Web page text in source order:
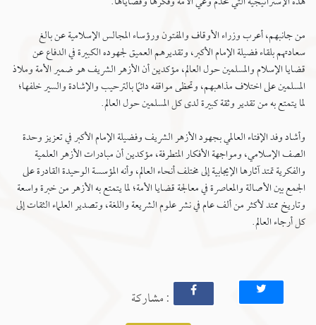
من جانبهم، أعرب وزراء الأوقاف والمفتون ورؤساء المجالس الإسلامية عن بالغ
سعادتهم بلقاء فضيلة الإمام الأكبر، وتقديرهم العميق لجهوده الكبيرة في الدفاع عن
قضايا الإسلام والمسلمين حول العالم، مؤكدين أن الأزهر الشريف هو ضمير الأمة وملاذ
المسلمين على اختلاف مذاهبهم، وتحظى مواقفه دائمًا بالترحيب والإشادة والسير خلفها؛
لما يتمتع به من تقدير وثقة كبيرة لدى كل المسلمين حول العالم.
وأشاد وفد الإفتاء العالمي بجهود الأزهر الشريف وفضيلة الإمام الأكبر في تعزيز وحدة
الصف الإسلامي، ومواجهة الأفكار المتطرفة، مؤكدين أن مبادرات الأزهر العلمية
والفكرية تمتد آثارها الإيجابية إلى مختلف أنحاء العالم، وأنه المؤسسة الوحيدة القادرة على
الجمع بين الأصالة والمعاصرة في معالجة قضايا الأمة؛ لما يتمتع به الأزهر من خبرة واسعة
وتاريخ ممتد لأكثر من ألف عام في نشر علوم الشريعة واللغة، وتصدير العلماء الثقات إلى
كل أرجاء العالم.
: مشاركة